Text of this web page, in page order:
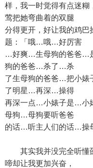
样，我一时觉得有点迷
莺把她弯曲着的双腿
分得更开，好让我的鸡巴
题：「哦…哦…好厉害
…好爽…生母狗的爸爸…
狗的爸爸…杀了…杀
了生母狗的爸爸…把小
了明星…再深…操得
再深一点…小婊子是…小
母狗…母狗要听爸爸
的话…听主人们的话…操
其实我并没完全听懂
啼却让我更加兴奋，